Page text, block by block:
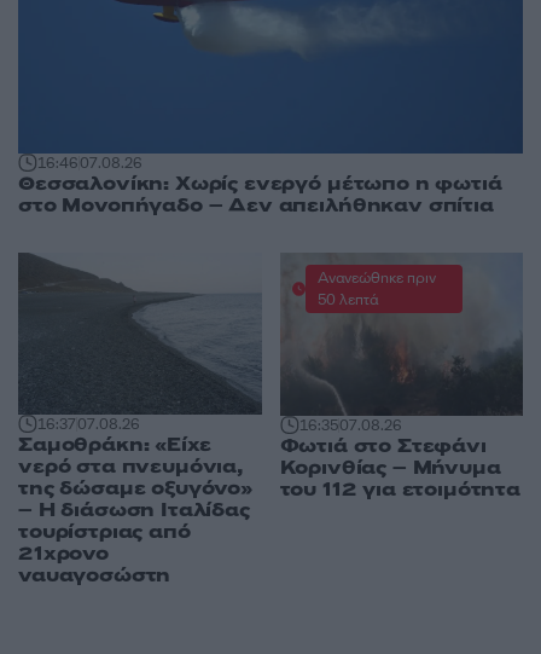
16:4607.08.26
Θεσσαλονίκη: Χωρίς ενεργό μέτωπο η φωτιά
στο Μονοπήγαδο – Δεν απειλήθηκαν σπίτια
16:3707.08.26
Σαμοθράκη: «Είχε
νερό στα πνευμόνια,
της δώσαμε οξυγόνο»
– Η διάσωση Ιταλίδας
τουρίστριας από
21χρονο
ναυαγοσώστη
16:3507.08.26
Φωτιά στο Στεφάνι
Κορινθίας – Μήνυμα
του 112 για ετοιμότητα
Ανανεώθηκε πριν
50 λεπτά